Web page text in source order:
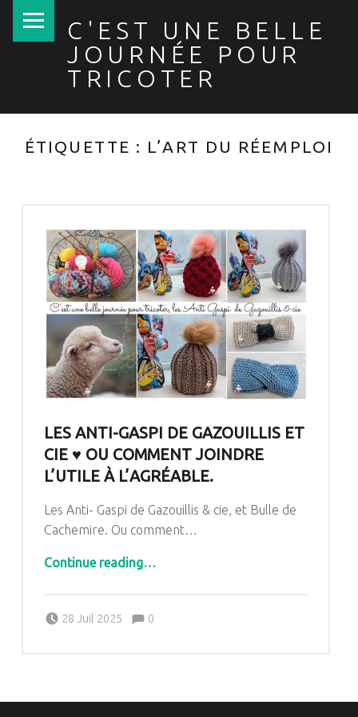
C'EST UNE BELLE
JOURNÉE POUR
TRICOTER
ÉTIQUETTE : L’ART DU RÉEMPLOI
LES ANTI-GASPI DE GAZOUILLIS ET
CIE ♥ OU COMMENT JOINDRE
L’UTILE À L’AGRÉABLE.
Les Anti- Gaspi de Gazouillis & cie, et Bulle de
Cachemire. Ou comment…
Continue reading“Les Anti-Gaspi de Gazouillis et cie ♥ Ou comment joindre l’utile à l’agréable.”
…
28 Juil 2025
Pascale G&-BdC-WKF
Comments:0